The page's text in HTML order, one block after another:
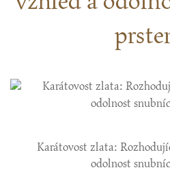
Karátovost zlata:
odolnost